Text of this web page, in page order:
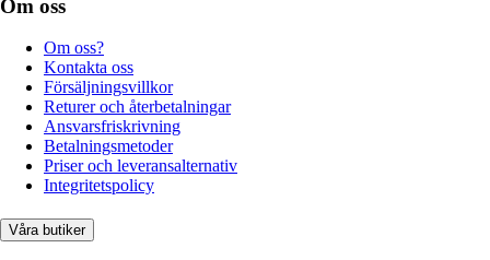
Om oss
Om oss?
Kontakta oss
Försäljningsvillkor
Returer och återbetalningar
Ansvarsfriskrivning
Betalningsmetoder
Priser och leveransalternativ
Integritetspolicy
Våra butiker